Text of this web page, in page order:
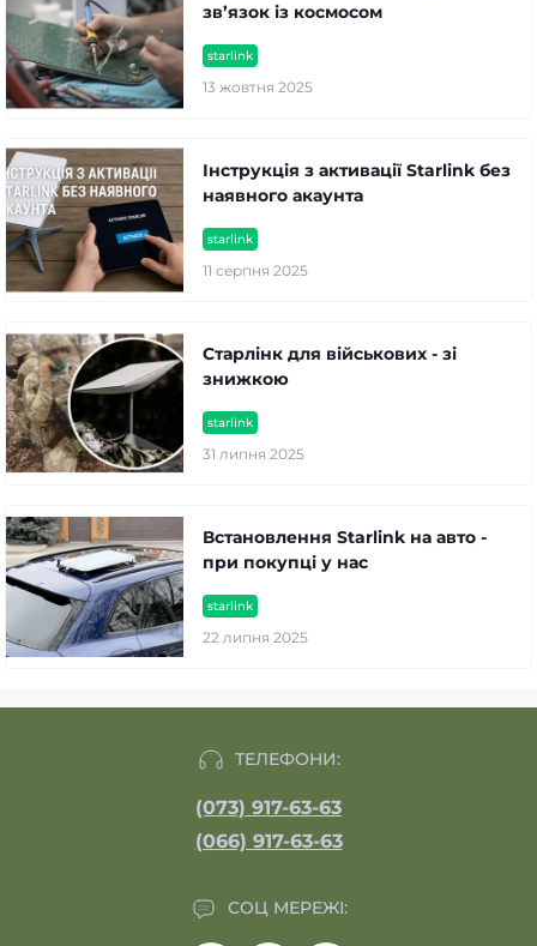
starlink
13 жовтня 2025
зв’язок із космосом
starlink
11 серпня 2025
Інструкція з активації Starlink без
наявного акаунта
starlink
31 липня 2025
Старлінк для військових - зі
знижкою
starlink
22 липня 2025
Встановлення Starlink на авто -
при покупці у нас
ТЕЛЕФОНИ:
(073) 917-63-63
(066) 917-63-63
СОЦ МЕРЕЖІ: